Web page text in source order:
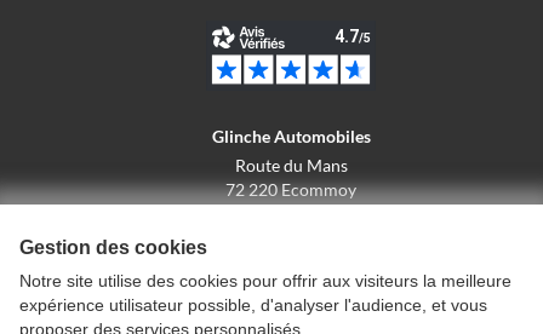
Glinche Automobiles
Route du Mans
72 220 Ecommoy
Conditions générales de vente
Gestion des cookies
Notre site utilise des cookies pour offrir aux visiteurs la meilleure
expérience utilisateur possible, d'analyser l'audience, et vous
proposer des services personnalisés.